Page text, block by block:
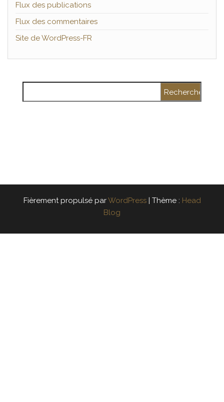
Flux des publications
Flux des commentaires
Site de WordPress-FR
Fièrement propulsé parWordPress | Thème : Head
Blog